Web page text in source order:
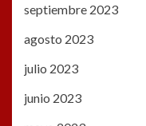
septiembre 2023
agosto 2023
julio 2023
junio 2023